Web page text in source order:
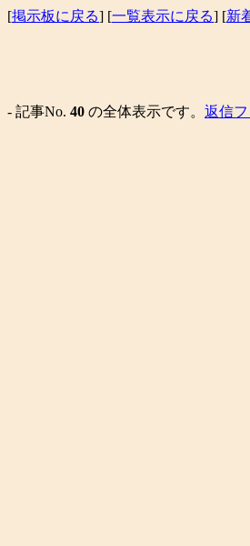
[掲示板に戻る] [一覧表示に戻る] [新
- 記事No. 40 の全体表示です。 返信